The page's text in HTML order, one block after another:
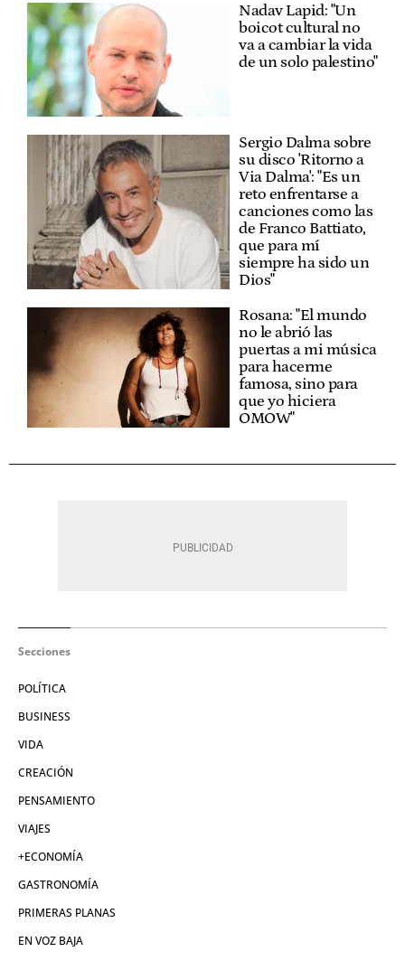
Nadav Lapid: "Un
boicot cultural no
va a cambiar la vida
de un solo palestino"
Sergio Dalma sobre
su disco 'Ritorno a
Via Dalma': "Es un
reto enfrentarse a
canciones como las
de Franco Battiato,
que para mí
siempre ha sido un
Dios"
Rosana: "El mundo
no le abrió las
puertas a mi música
para hacerme
famosa, sino para
que yo hiciera
OMOW"
Secciones
POLÍTICA
BUSINESS
VIDA
CREACIÓN
PENSAMIENTO
VIAJES
+ECONOMÍA
GASTRONOMÍA
PRIMERAS PLANAS
EN VOZ BAJA